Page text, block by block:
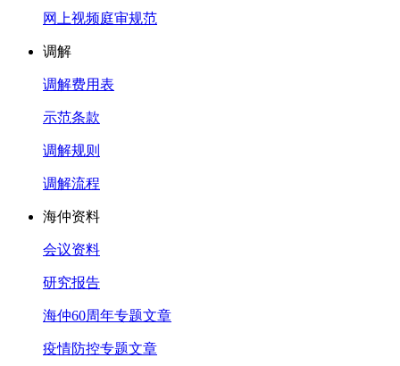
网上视频庭审规范
调解
调解费用表
示范条款
调解规则
调解流程
海仲资料
会议资料
研究报告
海仲60周年专题文章
疫情防控专题文章